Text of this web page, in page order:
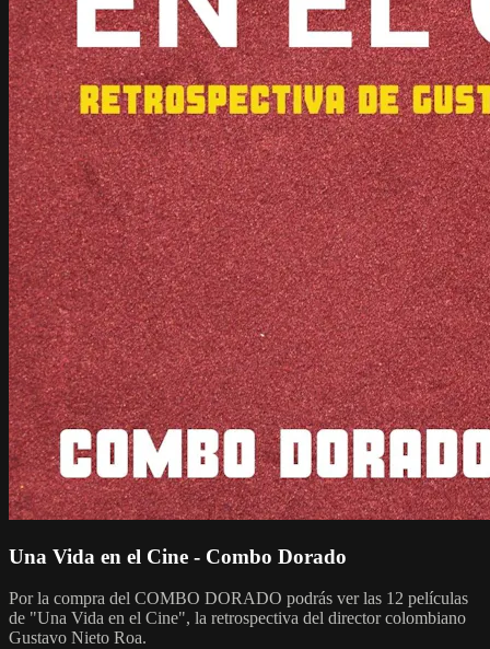
Una Vida en el Cine - Combo Dorado
Por la compra del COMBO DORADO podrás ver las 12 películas
de "Una Vida en el Cine", la retrospectiva del director colombiano
Gustavo Nieto Roa.